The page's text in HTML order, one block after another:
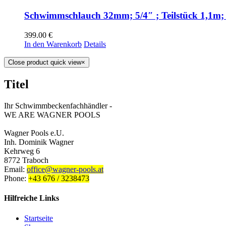
Schwimmschlauch 32mm; 5/4″ ; Teilstück
399.00 €
In den Warenkorb Details
Close product quick view×
Titel
Ihr Schwimmbeckenfachhändler -
WE ARE WAGNER POOLS
Wagner Pools e.U.
Inh. Dominik Wagner
Kehrweg 6
8772 Traboch
Email: office@wagner-pools.at
Phone: +43 676 / 3238473
Hilfreiche Links
Startseite